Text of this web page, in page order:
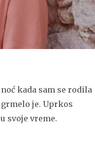
kada sam se rodila
je. Uprkos
svoje vreme.